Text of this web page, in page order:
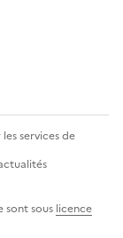
les services de
sont sous licence